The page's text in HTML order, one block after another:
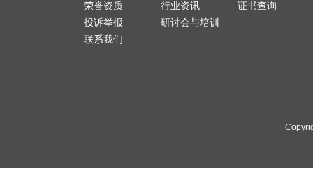
荣誉资质
投诉举报
联系我们
行业资讯
研讨会与培训
证书查询